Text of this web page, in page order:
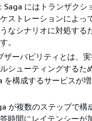
: Saga にはトランザクシ
ストレーションによ
なシナリオに対処する
。
ザーバビリティとは、
シューティングするた
を構成するサービスが
が複数のステップで構
時間にレイテンシーが